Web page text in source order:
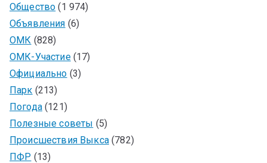
Общество (1 974)
Объявления (6)
ОМК (828)
ОМК-Участие(17)
Официально (3)
Парк (213)
Погода(121)
Полезные советы (5)
Происшествия Выкса(782)
ПФР (13)